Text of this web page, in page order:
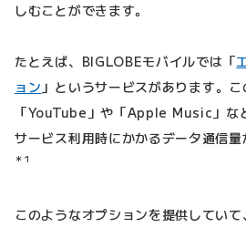
しむことができます。
たとえば、BIGLOBEモバイルでは「
ョン 」というサービスがあります。
「YouTube」や「Apple Music」な
サービス利用時にかかるデータ通信量
＊1
このようなオプションを提供してい